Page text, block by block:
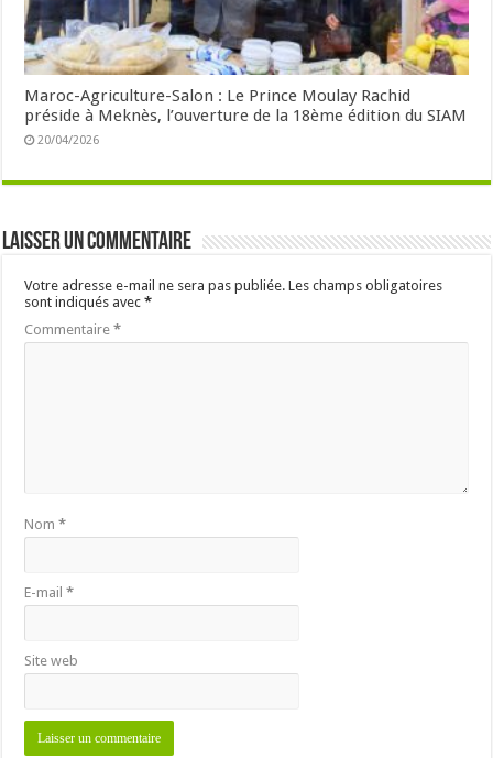
Maroc-Agriculture-Salon : Le Prince Moulay Rachid
préside à Meknès, l’ouverture de la 18ème édition du SIAM
20/04/2026
Laisser un commentaire
Votre adresse e-mail ne sera pas publiée. Les champs obligatoires
sont indiqués avec*
Commentaire*
Nom*
E-mail*
Site web